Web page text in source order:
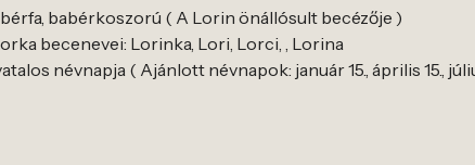
babérkoszorú ( A Lorin önállósult becézője )
becenevei: Lorinka, Lori, Lorci, , Lorina
névnapja ( Ajánlott névnapok: január 15., április 15.,